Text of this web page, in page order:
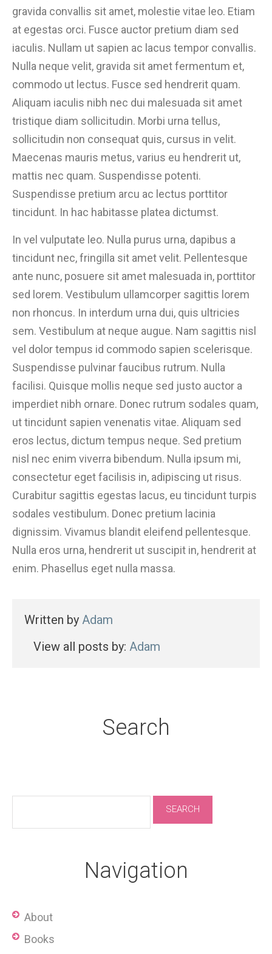
gravida convallis sit amet, molestie vitae leo. Etiam
at egestas orci. Fusce auctor pretium diam sed
iaculis. Nullam ut sapien ac lacus tempor convallis.
Nulla neque velit, gravida sit amet fermentum et,
commodo ut lectus. Fusce sed hendrerit quam.
Aliquam iaculis nibh nec dui malesuada sit amet
tristique diam sollicitudin. Morbi urna tellus,
sollicitudin non consequat quis, cursus in velit.
Maecenas mauris metus, varius eu hendrerit ut,
mattis nec quam. Suspendisse potenti.
Suspendisse pretium arcu ac lectus porttitor
tincidunt. In hac habitasse platea dictumst.
In vel vulputate leo. Nulla purus urna, dapibus a
tincidunt nec, fringilla sit amet velit. Pellentesque
ante nunc, posuere sit amet malesuada in, porttitor
sed lorem. Vestibulum ullamcorper sagittis lorem
non rhoncus. In interdum urna dui, quis ultricies
sem. Vestibulum at neque augue. Nam sagittis nisl
vel dolor tempus id commodo sapien scelerisque.
Suspendisse pulvinar faucibus rutrum. Nulla
facilisi. Quisque mollis neque sed justo auctor a
imperdiet nibh ornare. Donec rutrum sodales quam,
ut tincidunt sapien venenatis vitae. Aliquam sed
eros lectus, dictum tempus neque. Sed pretium
nisl nec enim viverra bibendum. Nulla ipsum mi,
consectetur eget facilisis in, adipiscing ut risus.
Curabitur sagittis egestas lacus, eu tincidunt turpis
sodales vestibulum. Donec pretium lacinia
dignissim. Vivamus blandit eleifend pellentesque.
Nulla eros urna, hendrerit ut suscipit in, hendrerit at
enim. Phasellus eget nulla massa.
Written by Adam
View all posts by: Adam
Search
Navigation
About
Books